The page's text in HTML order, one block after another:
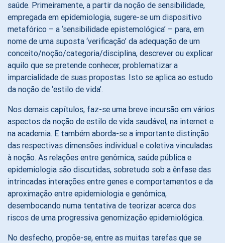
saúde. Primeiramente, a partir da noção de sensibilidade,
empregada em epidemiologia, sugere-se um dispositivo
metafórico – a ‘sensibilidade epistemológica’ – para, em
nome de uma suposta ‘verificação’ da adequação de um
conceito/noção/categoria/disciplina, descrever ou explicar
aquilo que se pretende conhecer, problematizar a
imparcialidade de suas propostas. Isto se aplica ao estudo
da noção de ‘estilo de vida’.
Nos demais capítulos, faz-se uma breve incursão em vários
aspectos da noção de estilo de vida saudável, na internet e
na academia. E também aborda-se a importante distinção
das respectivas dimensões individual e coletiva vinculadas
à noção. As relações entre genômica, saúde pública e
epidemiologia são discutidas, sobretudo sob a ênfase das
intrincadas interações entre genes e comportamentos e da
aproximação entre epidemiologia e genômica,
desembocando numa tentativa de teorizar acerca dos
riscos de uma progressiva genomização epidemiológica.
No desfecho, propõe-se, entre as muitas tarefas que se